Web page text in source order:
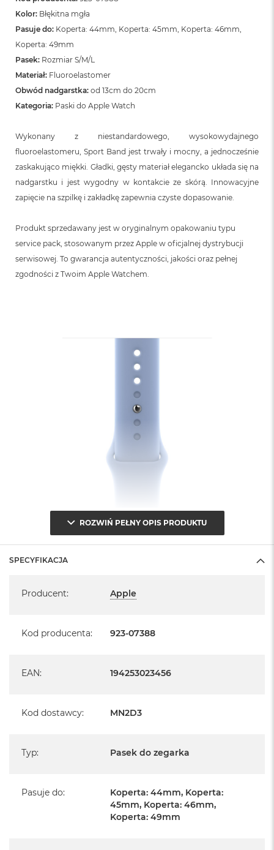
Kolor: Błękitna mgła
Pasuje do: Koperta: 44mm, Koperta: 45mm, Koperta: 46mm,
Koperta: 49mm
Pasek: Rozmiar S/M/L
Materiał: Fluoroelastomer
Obwód nadgarstka: od 13cm do 20cm
Kategoria: Paski do Apple Watch
Wykonany z niestandardowego, wysokowydajnego
fluoroelastomeru, Sport Band jest trwały i mocny, a jednocześnie
zaskakująco miękki. Gładki, gęsty materiał elegancko układa się na
nadgarstku i jest wygodny w kontakcie ze skórą. Innowacyjne
zapięcie na szpilkę i zakładkę zapewnia czyste dopasowanie.
Produkt sprzedawany jest w oryginalnym opakowaniu typu
service pack, stosowanym przez Apple w oficjalnej dystrybucji
serwisowej. To gwarancja autentyczności, jakości oraz pełnej
zgodności z Twoim Apple Watchem.
ROZWIŃ PEŁNY OPIS PRODUKTU
SPECYFIKACJA
Producent: Apple
Kod producenta: 923-07388
EAN: 194253023456
Kod dostawcy: MN2D3
Typ: Pasek do zegarka
Pasuje do:
Koperta: 44mm, Koperta:
45mm, Koperta: 46mm,
Koperta: 49mm